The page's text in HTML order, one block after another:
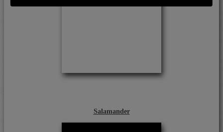
Salamander